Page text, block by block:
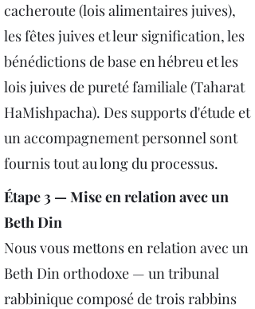
cacheroute (lois alimentaires juives),
les fêtes juives et leur signification, les
bénédictions de base en hébreu et les
lois juives de pureté familiale (Taharat
HaMishpacha). Des supports d'étude et
un accompagnement personnel sont
fournis tout au long du processus.
Étape 3 — Mise en relation avec un
Beth Din
Nous vous mettons en relation avec un
Beth Din orthodoxe — un tribunal
rabbinique composé de trois rabbins